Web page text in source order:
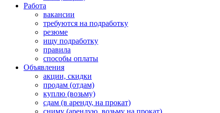
Работа
вакансии
требуются на подработку
резюме
ищу подработку
правила
способы оплаты
Объявления
акции, скидки
продам (отдам)
куплю (возьму)
сдам (в аренду, на прокат)
сниму (арендую, возьму на прокат)